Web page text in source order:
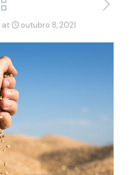
at outubro 8, 2021